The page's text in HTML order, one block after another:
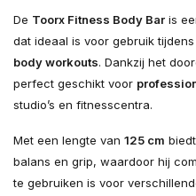
De Toorx Fitness Body Bar is
dat ideaal is voor gebruik
body workouts. Dankzij het
perfect geschikt voor
studio’s en fitnesscentra.
Met een lengte van 125 cm
balans en grip, waardoor hij
te gebruiken is voor